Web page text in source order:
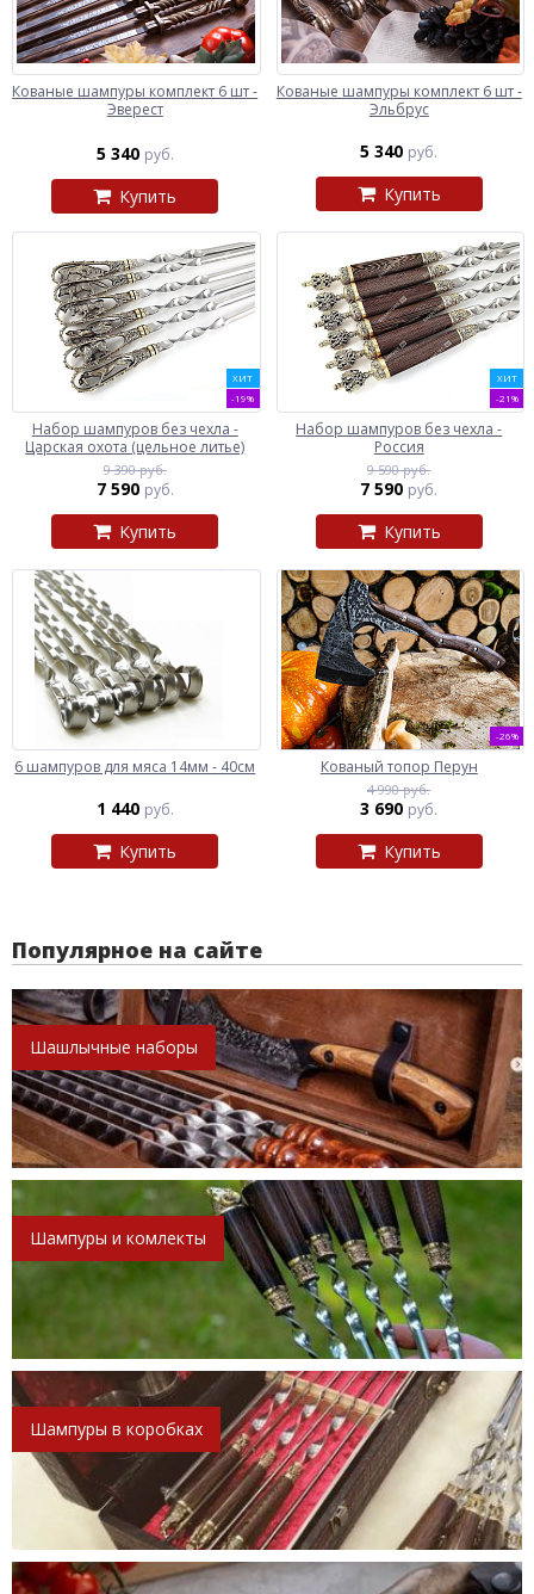
Кованые шампуры комплект 6 шт -
Эверест
5 340 руб.
Купить
Кованые шампуры комплект 6 шт -
Эльбрус
5 340 руб.
Купить
ХИТ
-19%
Набор шампуров без чехла -
Царская охота (цельное литье)
9 390 руб.
7 590 руб.
Купить
ХИТ
-21%
Набор шампуров без чехла -
Россия
9 590 руб.
7 590 руб.
Купить
6 шампуров для мяса 14мм - 40см
1 440 руб.
Купить
-26%
Кованый топор Перун
4 990 руб.
3 690 руб.
Купить
Популярное на сайте
Шашлычные наборы
Шампуры и комлекты
Шампуры в коробках